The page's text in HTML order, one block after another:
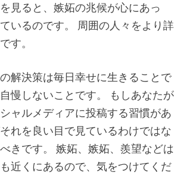
見ると、嫉妬の兆候が心にあっ
いるのです。 周囲の人々をより詳
す。
解決策は毎日幸せに生きることで
慢しないことです。 もしあなたが
ャルメディアに投稿する習慣があ
れを良い目で見ているわけではな
きです。 嫉妬、嫉妬、羨望などは
近くにあるので、気をつけてくだ